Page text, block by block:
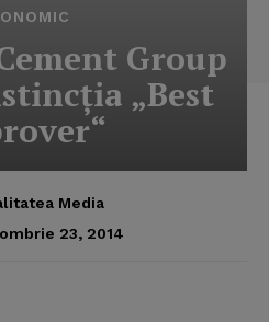
Group
„Best
Media
23, 2014